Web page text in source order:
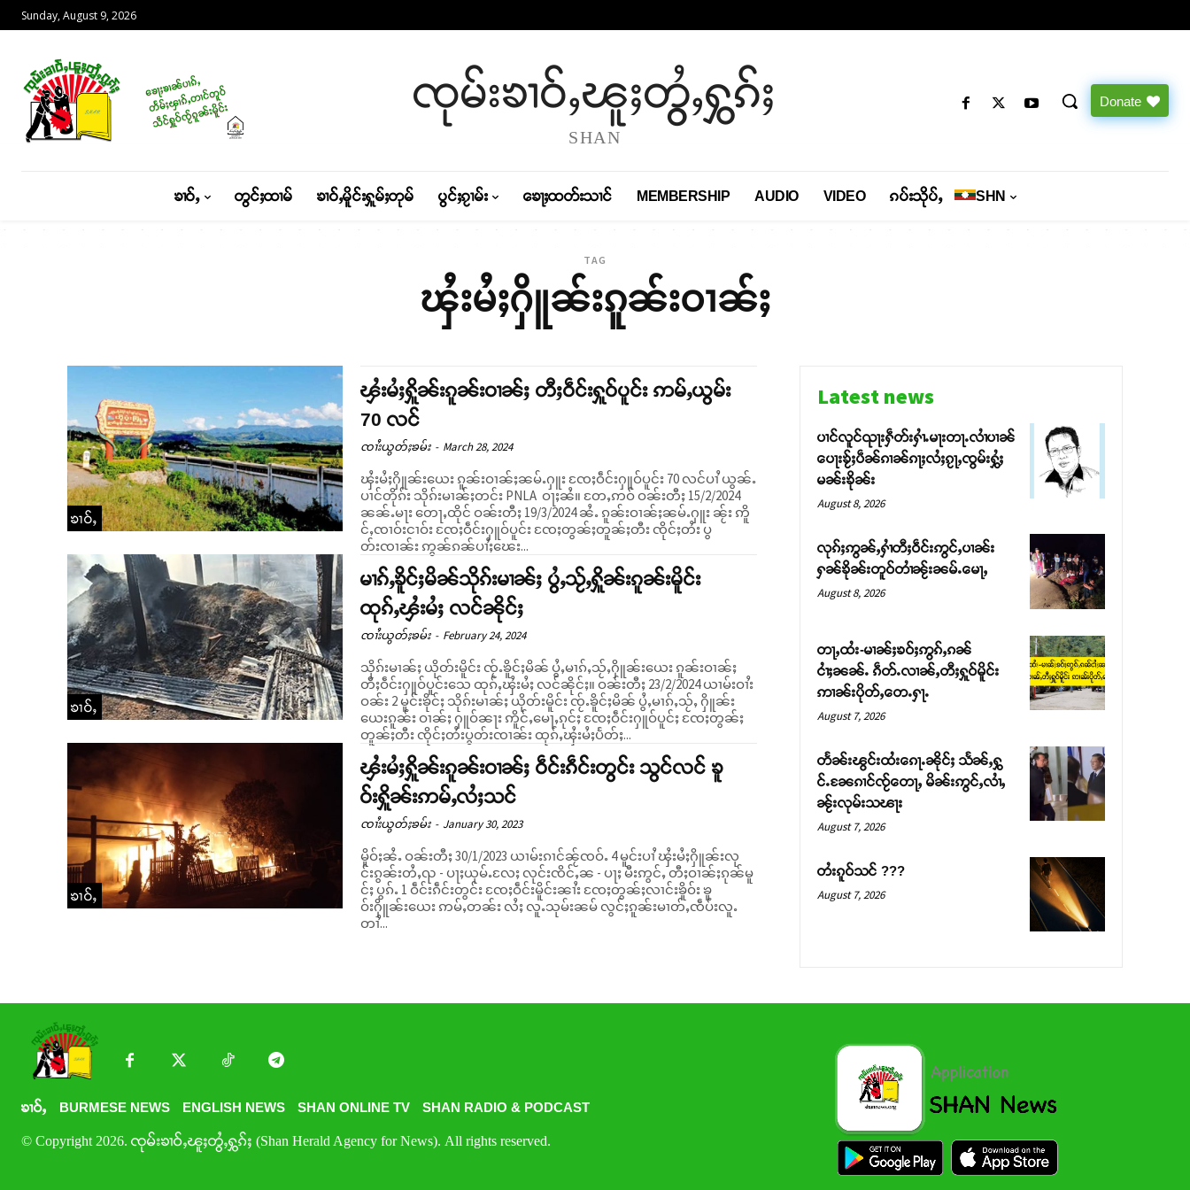
Sunday, August 9, 2026
ၸုမ်းၶၢဝ်ႇၽူႈတွႆႇႁွၵ်ႈ
SHAN
Donate
ၶၢဝ်ႇ တွင်ႈထၢမ် ၶၢဝ်ႇမိူင်းႁူမ်ႈတုမ် ပွင်ႈၵႂၢမ်း ၶေႃႈထတ်းသၢင် MEMBERSHIP AUDIO VIDEO ၵပ်းသိုပ်ႇ SHN
TAG
ၾႆးမႆႈႁိူၼ်းၵူၼ်းဝၢၼ်ႈ
ၶၢဝ်ႇ
ၾႆးမႆႈႁိူၼ်းၵူၼ်းဝၢၼ်ႈ တီႈဝဵင်းႁူဝ်ပူင်း ဢမ်ႇယွမ်း
70 လင်
ၸၢႆးယွတ်ႈၶမ်း - March 28, 2024
ၾႆးမႆႈႁိူၼ်းယေး ၵူၼ်းဝၢၼ်ႈၼမ်ႉႁူး ၸႄႈဝဵင်းႁူဝ်ပူင်း 70 လင်ပၢႆ ယွၼ်ႉ
ပၢင်တိုၵ်း သိုၵ်းမၢၼ်ႈတင်း PNLA ဝႃႈၼႆ။ တႄႇဢဝ် ဝၼ်းတီႈ 15/2/2024
ၼၼ်ႉမႃး တေႃႇထိုင် ဝၼ်းတီႈ 19/3/2024 ၼႆႉ ၵူၼ်းဝၢၼ်ႈၼမ်ႉႁူး ၼႂ်း ဢိူ
င်ႇၸၢဝ်းငၢဝ်း ၸႄႈဝဵင်းႁူဝ်ပူင်း ၸႄႈတွၼ်ႈတူၼ်ႈတီး ၸိုင်ႈတႆး ပွ
တ်းၸၢၼ်း ဢွၼ်ၵၼ်ပၢႆႈၽေး...
ၶၢဝ်ႇ
မၢၵ်ႇၶိူင်ႈမိၼ်သိုၵ်းမၢၼ်ႈ ပွႆႇသႂ်ႇႁိူၼ်းၵူၼ်းမိူင်း
ထုၵ်ႇၾႆးမႆႈ လင်ၼိုင်ႈ
ၸၢႆးယွတ်ႈၶမ်း - February 24, 2024
သိုၵ်းမၢၼ်ႈ ယိုတ်းမိူင်း ၸႂ်ႉၶိူင်ႈမိၼ် ပွႆႇမၢၵ်ႇသႂ်ႇႁိူၼ်းယေး ၵူၼ်းဝၢၼ်ႈ
တီႈဝဵင်းႁူဝ်ပူင်းသေ ထုၵ်ႇၾႆးမႆႈ လင်ၼိုင်ႈ။ ဝၼ်းတီႈ 23/2/2024 ယၢမ်းဝၢႆး
ဝၼ်း 2 မူင်းၶိုင်ႈ သိုၵ်းမၢၼ်ႈ ယိုတ်းမိူင်း ၸႂ်ႉၶိူင်ႈမိၼ် ပွႆႇမၢၵ်ႇသႂ်ႇ ႁိူၼ်း
ယေးၵူၼ်း ဝၢၼ်ႈ ႁူဝ်ၼႃး ဢိူင်ႇမေႃႇၵုင်ႈ ၸႄႈဝဵင်းႁူဝ်ပူင်ႈ ၸႄႈတွၼ်ႈ
တူၼ်ႈတီး ၸိုင်ႈတႆးပွတ်းၸၢၼ်း ထုၵ်ႇၾႆးမႆႈပႅတ်ႈ...
ၶၢဝ်ႇ
ၾႆးမႆႈႁိူၼ်းၵူၼ်းဝၢၼ်ႈ ဝဵင်းၵဵင်းတွင်း သွင်လင် ၶူ
ဝ်းႁိူၼ်းဢမ်ႇလႆႈသင်
ၸၢႆးယွတ်ႈၶမ်း - January 30, 2023
မိူဝ်ႈၼႆႉ ဝၼ်းတီႈ 30/1/2023 ယၢမ်းၵၢင်ၼႂ်ၸဝ်ႉ 4 မူင်းပၢႆ ၾႆးမႆႈႁိူၼ်းလု
င်းၵွၼ်းတႆႇၺ - ပႃႈယုမ်ႉလႄႈ လုင်းၸိင်ႇၼ - ပႃႈ မီးဢွင်ႇ တီႈဝၢၼ်ႈၵုၼ်မူ
င်ႈ ပွၵ်ႉ 1 ဝဵင်းၵဵင်းတွင်း ၸႄႈဝဵင်းမိူင်းၼၢႆး ၸႄႈတွၼ်ႈလၢင်းၶိူဝ်း ၶူ
ဝ်းႁိူၼ်းယေး ဢမ်ႇတၼ်း လႆႈ လူႉသုမ်းၼမ် လွင်ႈၵူၼ်းမၢတ်ႇၸဵပ်းလူႉ
တၢႆ...
Latest news
ပၢင်လူင်ၺႃးႁဵတ်းႁၢႆႉမႃးတႃႉလၢႆပၢၼ် ​​
ပေႃးၶႂ်ႈပဵၼ်ၵၢၼ်ၵႃႈလႆႈၵႂႃႇၸွမ်းႁွႆႈ
မၼ်းၶိုၼ်း
August 8, 2026
လုၵ်ႈဢွၼ်ႇႁၢႆတီႈဝဵင်းဢွင်ႇပၢၼ်း
ႁၼ်ၶိုၼ်းတူဝ်တၢႆၼႂ်းၼမ်ႉမေႃႇ
August 8, 2026
တႃႇထႆး-မၢၼ်ႈၶဝ်ႈဢွၵ်ႇၵၼ်
ငၢႆႈၼၼ်ႉ ၵဵတ်ႉလၢၼ်ႇတီႈႁူဝ်မိူင်း
ဢၢၼ်းပိုတ်ႇတေႉႁႃႉ
August 7, 2026
တႅၼ်းၽွင်းထႆးၵေႃႉၼိုင်ႈ သႅၼ်ႇႁွ
င်ႉၼႄၵၢင်ၸႂ်တေႃႇ မိၼ်းဢွင်ႇလၢႆႇ
ၼႂ်းလုမ်းသၽႃး
August 7, 2026
တႆးၵူဝ်သင် ???
August 7, 2026
ၶၢဝ်ႇ BURMESE NEWS ENGLISH NEWS SHAN ONLINE TV SHAN RADIO & PODCAST
© Copyright 2026. ၸုမ်းၶၢဝ်ႇၽူႈတွႆႇႁွၵ်ႈ (Shan Herald Agency for News). All rights reserved.